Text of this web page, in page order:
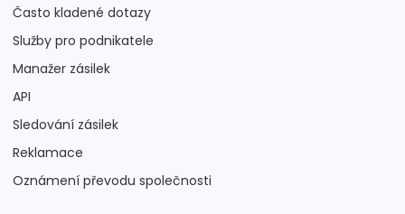
Často kladené dotazy
Služby pro podnikatele
Manažer zásilek
API
Sledování zásilek
Reklamace
Oznámení převodu společnosti